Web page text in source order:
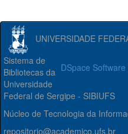
UNIVERSIDADE
DSpace Software
Sistema de
Bibliotecas da
Universidade
Federal de Sergipe - SIBIUFS
Núcleo de Tecnologia da
repositorio@academico.ufs.br